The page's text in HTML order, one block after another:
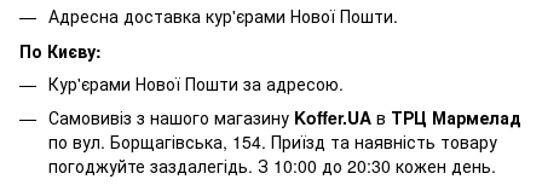
Адресна доставка кур'єрами Нової Пошти.
По Києву:
Кур'єрами Нової Пошти за адресою.
Самовивіз з нашого магазину Koffer.UA в ТРЦ Мармелад
по вул. Борщагівська, 154. Приїзд та наявність товару
погоджуйте заздалегідь. З 10:00 до 20:30 кожен день.